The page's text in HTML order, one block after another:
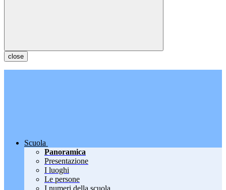
close
Scuola
Panoramica
Presentazione
I luoghi
Le persone